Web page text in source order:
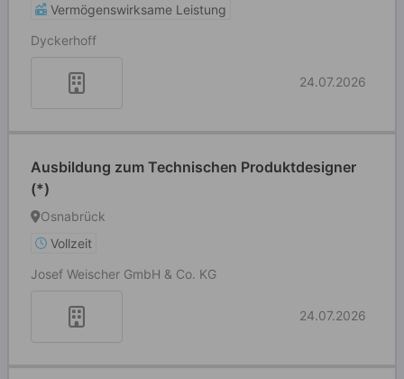
Vermögenswirksame Leistung
Dyckerhoff
24.07.2026
Ausbildung zum Technischen Produktdesigner
(*)
Osnabrück
Vollzeit
Josef Weischer GmbH & Co. KG
24.07.2026